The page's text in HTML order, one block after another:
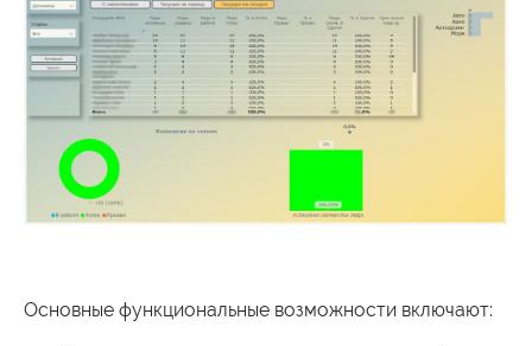
Основные функциональные возможности включают: